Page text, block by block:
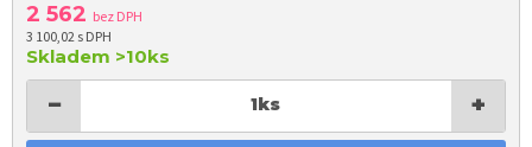
2 562 bez DPH
3 100,02 s DPH
Skladem >10ks
− 1ks +